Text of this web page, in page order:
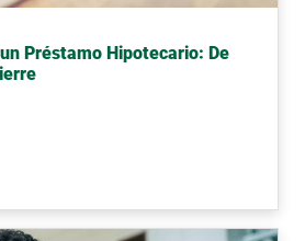
Préstamo Hipotecario: De